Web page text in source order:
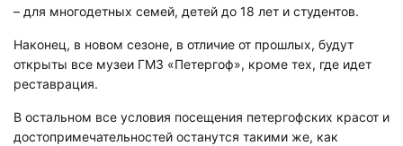
– для многодетных семей, детей до 18 лет и студентов.
Наконец, в новом сезоне, в отличие от прошлых, будут
открыты все музеи ГМЗ «Петергоф», кроме тех, где идет
реставрация.
В остальном все условия посещения петергофских красот и
достопримечательностей останутся такими же, как